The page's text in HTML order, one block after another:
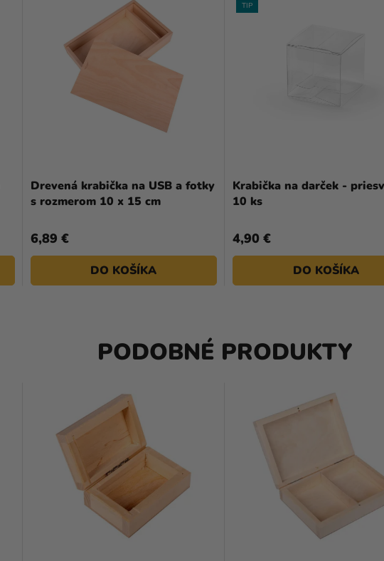
Drevená krabička na USB a fotky
s rozmerom 10 x 15 cm
6,89 €
DO KOŠÍKA
TIP
Krabička na darček -
10 ks
4,90 €
DO KOŠÍKA
PODOBNÉ PRODUKTY